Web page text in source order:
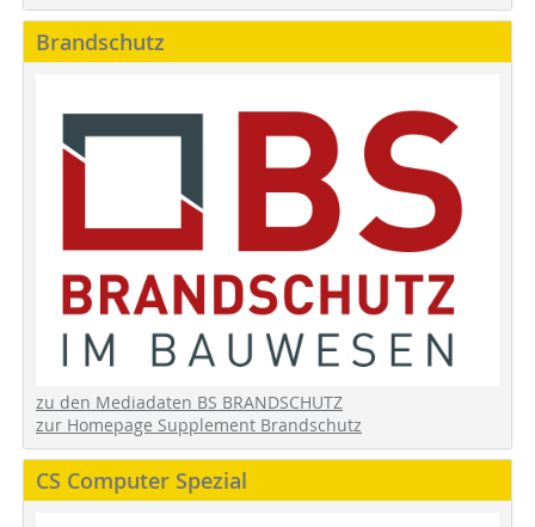
Brandschutz
zu den Mediadaten BS BRANDSCHUTZ
zur Homepage Supplement Brandschutz
CS Computer Spezial